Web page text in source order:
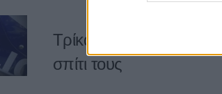
Τρίκαλα: Μητέρα και
σπίτι τους